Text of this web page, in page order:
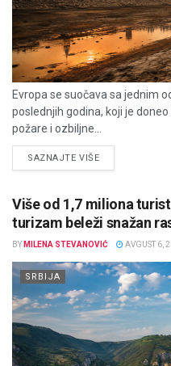
Evropa se suočava sa jednim
poslednjih godina, koji je
požare i ozbiljne...
SAZNAJTE VIŠEDETAILS
Više od 1,7 miliona
turizam beleži snažan
BY MILENA STEVANOVIĆ AVGUST 6,
SRBIJA